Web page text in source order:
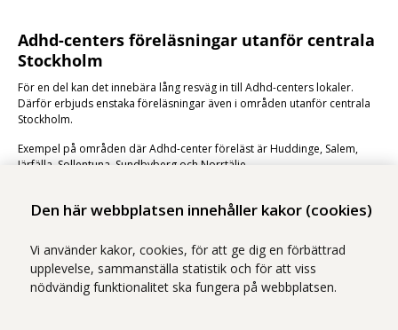
Den här webbplatsen innehåller kakor (cookies)
Vi använder kakor, cookies, för att ge dig en förbättrad
upplevelse, sammanställa statistik och för att viss
nödvändig funktionalitet ska fungera på webbplatsen.
Adhd-centers föreläsningar utanför centrala
Stockholm
För en del kan det innebära lång resväg in till Adhd-centers lokaler.
Därför erbjuds enstaka föreläsningar även i områden utanför centrala
Stockholm.
Exempel på områden där Adhd-center föreläst är Huddinge, Salem,
Järfälla, Sollentuna, Sundbyberg och Norrtälje.